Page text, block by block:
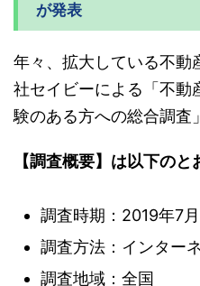
が発表
年々、拡大している不動
社セイビーによる「不動
験のある方への総合調査
【調査概要】は以下のと
調査時期：2019年7月
調査方法：インター
調査地域：全国